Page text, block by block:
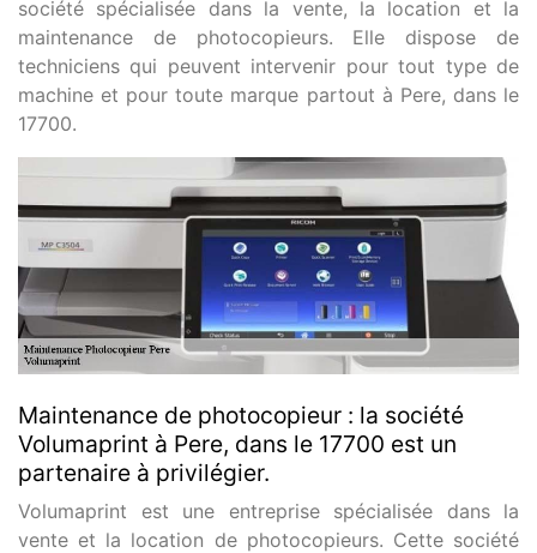
société spécialisée dans la vente, la location et la
maintenance de photocopieurs. Elle dispose de
techniciens qui peuvent intervenir pour tout type de
machine et pour toute marque partout à Pere, dans le
17700.
Maintenance de photocopieur : la société
Volumaprint à Pere, dans le 17700 est un
partenaire à privilégier.
Volumaprint est une entreprise spécialisée dans la
vente et la location de photocopieurs. Cette société